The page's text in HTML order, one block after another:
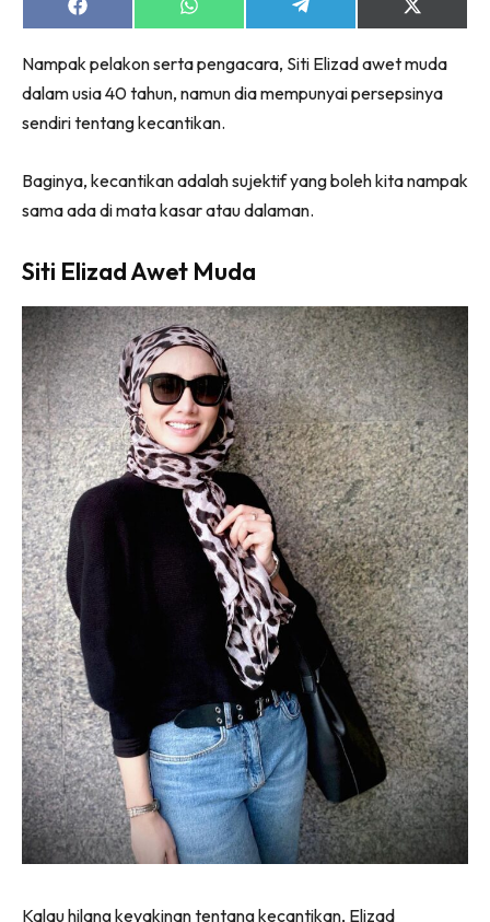
Dengan ini saya bersetuju denganTerma Penggunaandan
Polisi Privasi
Langganan anda telah diterima. Terima kasih!
Lubuk konten Kesihatan dan penjagaan diri
segalanya di seeNI. Rapi kini di seeNI.
Download sekarang!
KLIK DI SEENI
Share
on
Share
on
Share
on
Share
on
(Twitter)
Nampak pelakon serta pengacara, Siti Elizad awet muda
dalam usia 40 tahun, namun dia mempunyai persepsinya
sendiri tentang kecantikan.
Baginya, kecantikan adalah sujektif yang boleh kita nampak
sama ada di mata kasar atau dalaman.
Siti Elizad Awet Muda
Kalau hilang keyakinan tentang kecantikan, Elizad